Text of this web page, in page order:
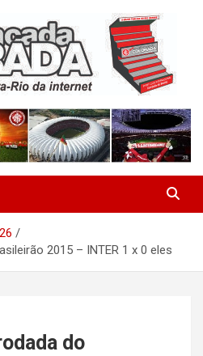
Colorada
26
2015 – INTER 1 x 0 eles
do